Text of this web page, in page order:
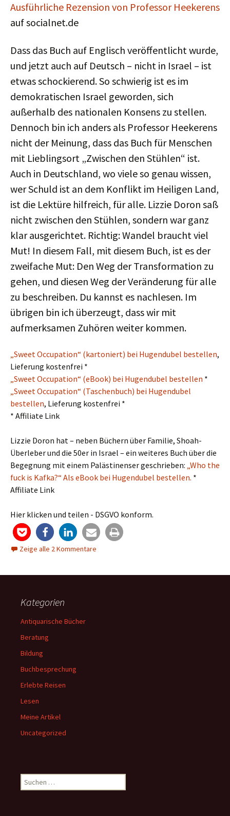
Ausführliche Rezension von Professor Heekerens
auf socialnet.de
Dass das Buch auf Englisch veröffentlicht wurde,
und jetzt auch auf Deutsch – nicht in Israel – ist
etwas schockierend. So schwierig ist es im
demokratischen Israel geworden, sich
außerhalb des nationalen Konsens zu stellen.
Dennoch bin ich anders als Professor Heekerens
nicht der Meinung, dass das Buch für Menschen
mit Lieblingsort „Zwischen den Stühlen“ ist.
Auch in Deutschland, wo viele so genau wissen,
wer Schuld ist an dem Konflikt im Heiligen Land,
ist die Lektüre hilfreich, für alle. Lizzie Doron saß
nicht zwischen den Stühlen, sondern war ganz
klar ausgerichtet. Richtig: Wandel braucht viel
Mut! In diesem Fall, mit diesem Buch, ist es der
zweifache Mut: Den Weg der Transformation zu
gehen, und diesen Weg der Veränderung für alle
zu beschreiben. Du kannst es nachlesen. Im
übrigen bin ich überzeugt, dass wir mit
aufmerksamen Zuhören weiter kommen.
„Sweet Occupation“ (kartoniert) bei Hugendubel bestellen,
Lieferung kostenfrei *
„Sweet Occupation“ (eBook) bei Hugendubel bestellen *
„Sweet Occupation“ (Taschenbuch) bei Hugendubel
bestellen, Lieferung kostenfrei *
* Affiliate Link
Lizzie Doron hat – neben Büchern über Familie, Shoah-
Überleber und die 50er in Israel – ein weiteres Buch über die
Begegnung mit einem Palästinenser geschrieben: „Who the
fuck is Kafka?“ Als eBook bei Hugendubel bestellen. *
Affiliate Link
Hier klicken und teilen - DSGVO konform.
Zeige alle 2 Kommentare
Kategorien
Antiquarische Bücher
Beratung
Bildung
Buchbesprechung
Erlebte Reisen
Lesen
Meine Artikel
Uncategorized
Suchen
nach: